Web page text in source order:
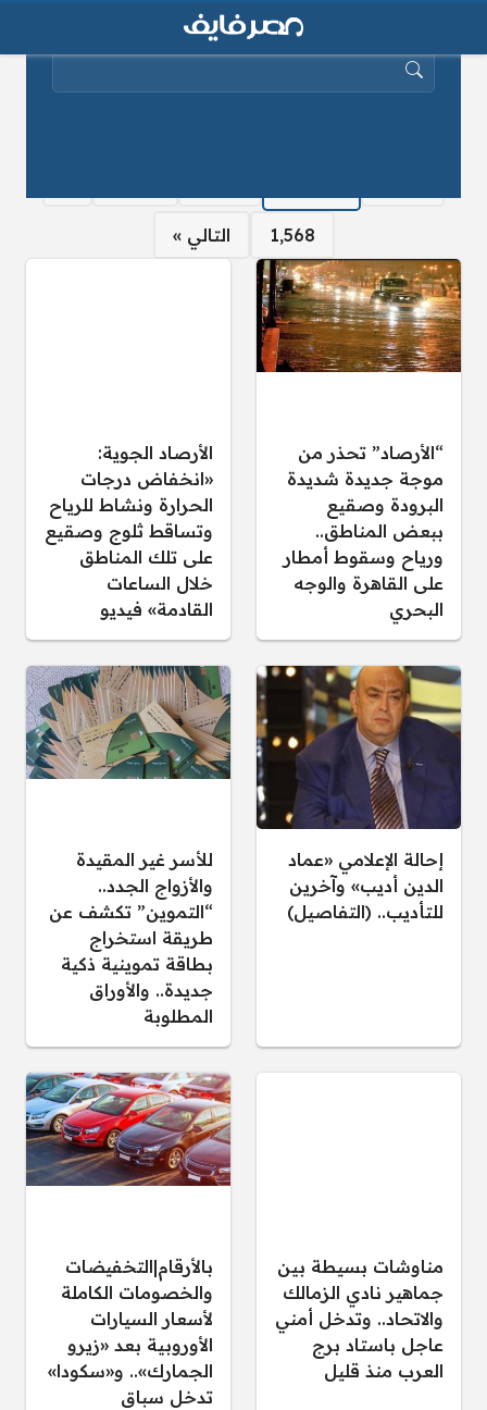
1٬568 التالي »
“الأرصاد” تحذر من
موجة جديدة شديدة
البرودة وصقيع
ببعض المناطق..
ورياح وسقوط أمطار
على القاهرة والوجه
البحري
الأرصاد الجوية:
«انخفاض درجات
الحرارة ونشاط للرياح
وتساقط ثلوج وصقيع
على تلك المناطق
خلال الساعات
القادمة» فيديو
إحالة الإعلامي «عماد
الدين أديب» وآخرين
للتأديب.. (التفاصيل)
للأسر غير المقيدة
والأزواج الجدد..
“التموين” تكشف عن
طريقة استخراج
بطاقة تموينية ذكية
جديدة.. والأوراق
المطلوبة
مناوشات بسيطة بين
جماهير نادي الزمالك
والاتحاد.. وتدخل أمني
عاجل باستاد برج
العرب منذ قليل
بالأرقام|التخفيضات
والخصومات الكاملة
لأسعار السيارات
الأوروبية بعد «زيرو
الجمارك».. و«سكودا»
تدخل سباق
البحث عن: